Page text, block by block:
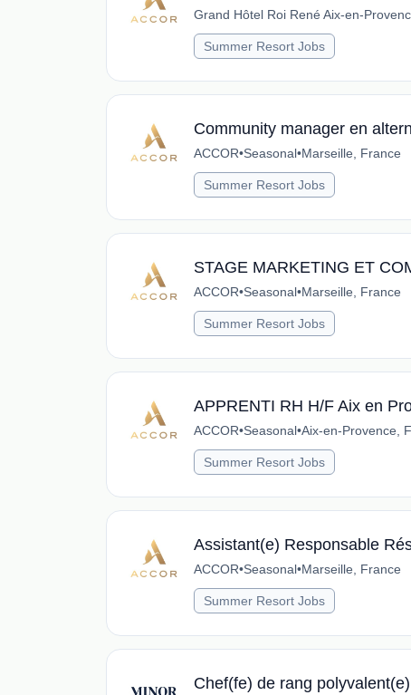
Grand Hôtel Roi René Aix-en-
Summer Resort Jobs
Community manager en
ACCOR•Seasonal•Marseille, France
Summer Resort Jobs
STAGE MARKETING ET
ACCOR•Seasonal•Marseille, France
Summer Resort Jobs
APPRENTI RH H/F Aix en
ACCOR•Seasonal•Aix-en-Provence,
Summer Resort Jobs
Assistant(e) Responsable
ACCOR•Seasonal•Marseille, France
Summer Resort Jobs
Chef(fe) de rang